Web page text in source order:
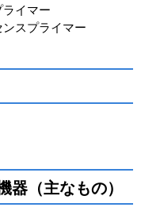
ライマー
ンスプライマー
器（主なもの）